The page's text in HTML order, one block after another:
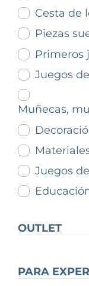
Cesta de
Piezas
Primeros
Juegos
Muñecas,
Juegos
OUTLET
PARA